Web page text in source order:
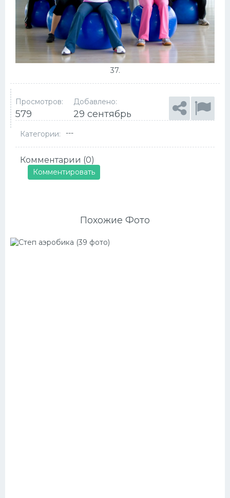
37.
Просмотров:
579
Добавлено:
29 сентябрь
Категории: ---
Комментарии (0)
Комментировать
Похожие Фото